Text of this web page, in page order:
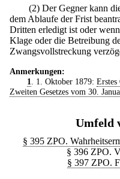
(2) Der Gegner kann
dem Ablaufe der Frist
Dritten erledigt ist oder
Klage oder die Betreibung
Zwangsvollstreckung
Anmerkungen:
1. 1. Oktober 1879: Erstes
Zweiten Gesetzes vom 30.
Umfeld
§ 395 ZPO.
§ 396 ZPO.
§ 397 ZPO.